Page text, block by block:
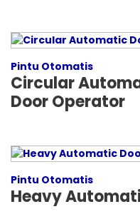
Pintu Otomatis
Circular
Door Operator
Pintu Otomatis
Heavy